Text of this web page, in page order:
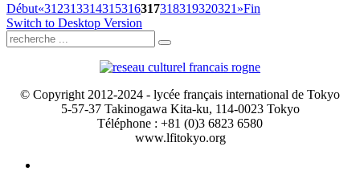
Début«312313314315316317318319320321 »Fin
Switch to Desktop Version
© Copyright 2012-2024 - lycée français international de Tokyo
5-57-37 Takinogawa Kita-ku, 114-0023 Tokyo
Téléphone : +81 (0)3 6823 6580
www.lfitokyo.org